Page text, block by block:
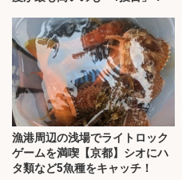
漁港周辺の浅場でライトロック
ゲームを満喫【京都】シオにハ
タ類など5魚種をキャッチ！